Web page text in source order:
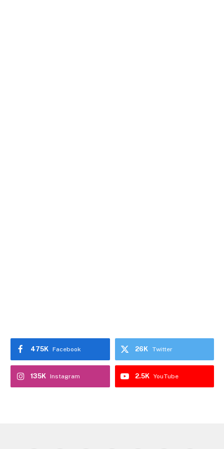
Facebook
475K Twitter
26K
Instagram
135K YouTube
2.5K